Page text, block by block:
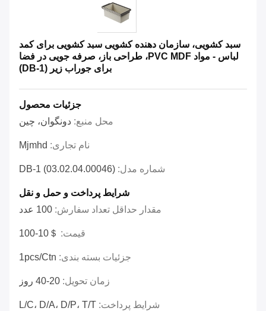
سبد کشویی، سازمان دهنده کشویی سبد کشویی برای کمد
لباس - مواد PVC MDF، طراحی باز، صرفه جویی در فضا
برای جوراب زیر (DB-1)
جزئیات محصول
محل منبع: دونگوان، چین
نام تجاری: Mjmhd
شماره مدل: DB-1 (03.02.04.00046)
شرایط پرداخت و حمل و نقل
مقدار حداقل تعداد سفارش: 100 عدد
قیمت: ＄10-100
جزئیات بسته بندی: 1pcs/ctn
زمان تحویل: 20-40 روز
شرایط پرداخت: L/C، D/A، D/P، T/T